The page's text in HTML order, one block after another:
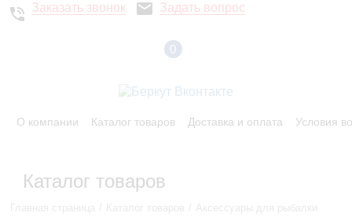
Заказать звонок Задать вопрос
0
О компании Каталог товаров Доставка и оплата Условия
Каталог товаров